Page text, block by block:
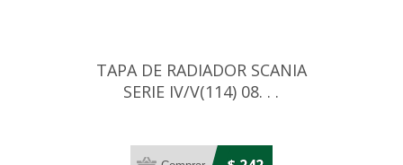
TAPA DE RADIADOR SCANIA
SERIE IV/V(114) 08. . .